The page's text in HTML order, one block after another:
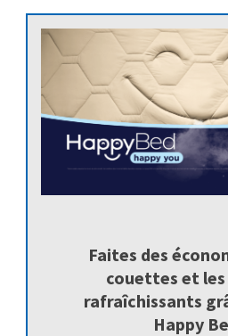
Faites des
couettes et
rafraîchissants
Happy